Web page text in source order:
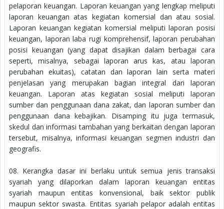
pelaporan keuangan. Laporan keuangan yang lengkap meliputi
laporan keuangan atas kegiatan komersial dan atau sosial.
Laporan keuangan kegiatan komersial meliputi laporan posisi
keuangan, laporan laba rugi komprehensif, laporan perubahan
posisi keuangan (yang dapat disajikan dalam berbagai cara
seperti, misalnya, sebagai laporan arus kas, atau laporan
perubahan ekuitas), catatan dan laporan lain serta materi
penjelasan yang merupakan bagian integral dari laporan
keuangan. Laporan atas kegiatan sosial meliputi laporan
sumber dan penggunaan dana zakat, dan laporan sumber dan
penggunaan dana kebajikan. Disamping itu juga termasuk,
skedul dan informasi tambahan yang berkaitan dengan laporan
tersebut, misalnya, informasi keuangan segmen industri dan
geografis.
08. Kerangka dasar ini berlaku untuk semua jenis transaksi
syariah yang dilaporkan dalam laporan keuangan entitas
syariah maupun entitas konvensional, baik sektor publik
maupun sektor swasta. Entitas syariah pelapor adalah entitas